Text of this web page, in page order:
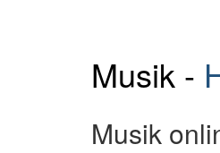
Musik -
Musik